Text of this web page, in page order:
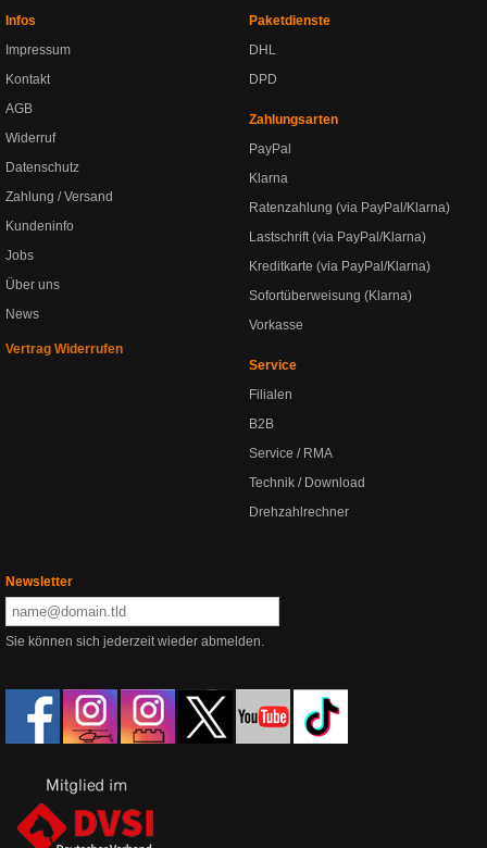
Infos
Impressum
Kontakt
AGB
Widerruf
Datenschutz
Zahlung / Versand
Kundeninfo
Jobs
Über uns
News
Vertrag Widerrufen
Paketdienste
DHL
DPD
Zahlungsarten
PayPal
Klarna
Ratenzahlung (via PayPal/Klarna)
Lastschrift (via PayPal/Klarna)
Kreditkarte (via PayPal/Klarna)
Sofortüberweisung (Klarna)
Vorkasse
Service
Filialen
B2B
Service / RMA
Technik / Download
Drehzahlrechner
Newsletter
Sie können sich jederzeit wieder abmelden.